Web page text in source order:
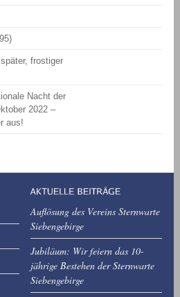
frostiger
Nacht der
2022 –
aus!
Auflösung des Vereins Sternwarte
Siebengebirge
Jubiläum: Wir feiern das 10-
jährige Bestehen der Sternwarte
Siebengebirge